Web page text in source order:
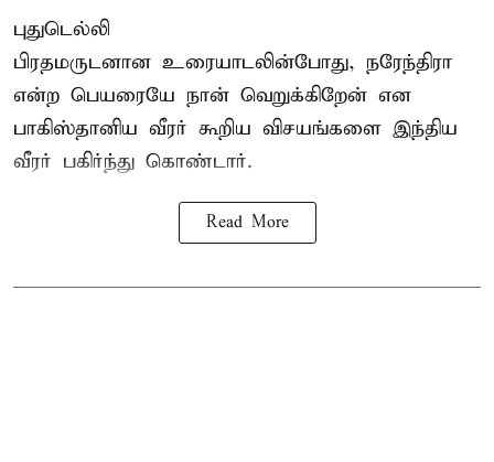
புதுடெல்லி
பிரதமருடனான உரையாடலின்போது, நரேந்திரா
என்ற பெயரையே நான் வெறுக்கிறேன் என
பாகிஸ்தானிய வீரர் கூறிய விசயங்களை இந்திய
வீரர் பகிர்ந்து கொண்டார்.
Read More